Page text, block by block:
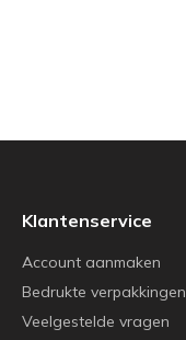
Klantenservice
Account aanmaken
Bedrukte verpakkingen
Veelgestelde vragen